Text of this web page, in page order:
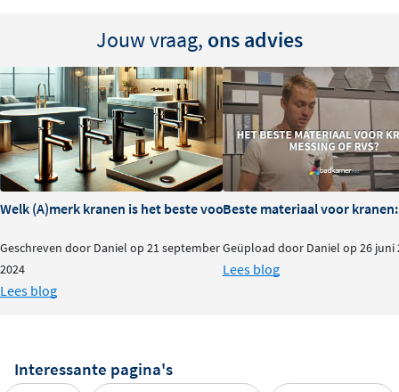
Jouw vraag, ons advies
Welk (A)merk kranen is het beste voor je badkamer?
Geschreven door Daniel op 21 september
2024
Lees blog
Beste materiaal voor kranen:
Geüpload door Daniel op 26 juni
Lees blog
Interessante pagina's